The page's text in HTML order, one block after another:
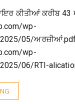
ਕੀਤੀਆਂ ਕਰੀਬ 43
wp-
05/ਅਰਜ਼ੀਆਂ.pdf
wp-
06/RTI-